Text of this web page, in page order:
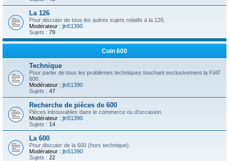
La 126
Pour discuter de tous les autres sujets relatifs à la 126.
Modérateur : jln51390
Sujets : 79
Coin 600
Technique
Pour parler de tous les problèmes techniques touchant exclusivement la FIAT
600.
Modérateur : jln51390
Sujets : 47
Recherche de pièces de 600
Pièces introuvables dans le commerce ou d'occasion.
Modérateur : jln51390
Sujets : 14
La 600
Pour discuter de la 600 (hors technique).
Modérateur : jln51390
Sujets : 22